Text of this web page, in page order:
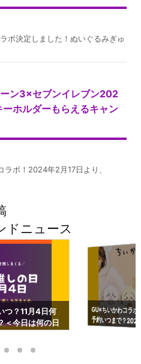
ボ決定しました！ぬいぐるみぎゅ
ン3×セブンイレブン202
ホルダーもらえるキャン
ボ！2024年2月17日より、
ドニュース
つ？11月4日何
＜今日は何の日
GU×ちいかわコラ
予約いつまで？
ーチやショルダー